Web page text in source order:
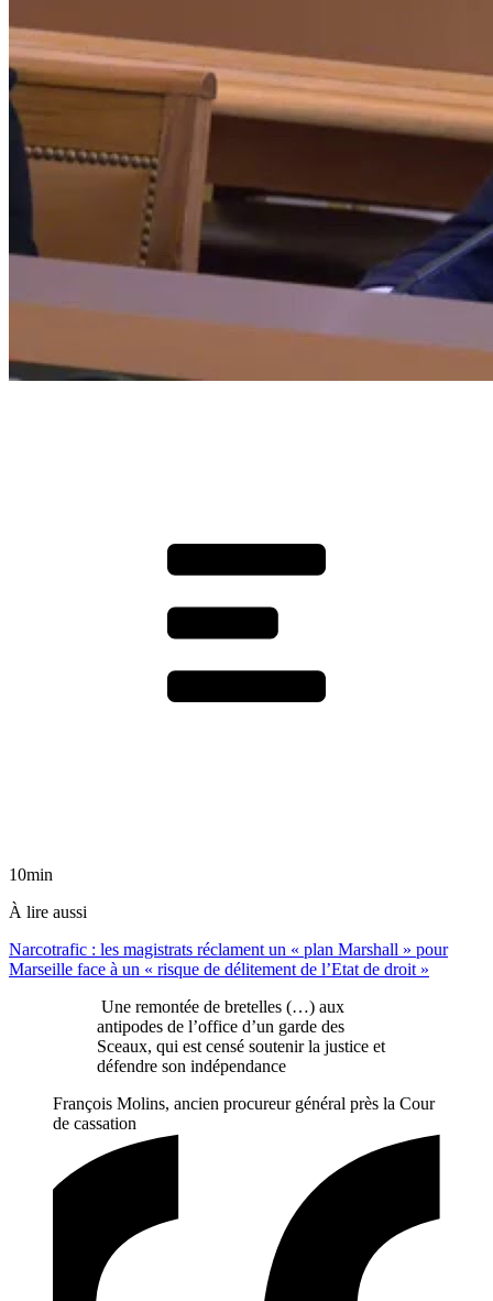
10min
À lire aussi
Narcotrafic : les magistrats réclament un « plan Marshall » pour
Marseille face à un « risque de délitement de l’Etat de droit »
Une remontée de bretelles (…) aux
antipodes de l’office d’un garde des
Sceaux, qui est censé soutenir la justice et
défendre son indépendance
François Molins, ancien procureur général près la Cour
de cassation